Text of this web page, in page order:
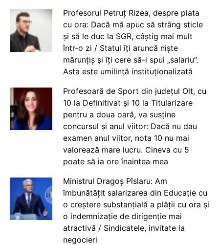
Profesorul Petruț Rizea, despre plata
cu ora: Dacă mă apuc să strâng sticle
și să le duc la SGR, câștig mai mult
într-o zi / Statul îți aruncă niște
mărunțiș și îți cere să-i spui „salariu”.
Asta este umilință instituționalizată
Profesoară de Sport din județul Olt, cu
10 la Definitivat și 10 la Titularizare
pentru a doua oară, va susține
concursul și anul viitor: Dacă nu dau
examen anul viitor, nota 10 nu mai
valorează mare lucru. Cineva cu 5
poate să ia ore înaintea mea
Ministrul Dragoș Pîslaru: Am
îmbunătățit salarizarea din Educație cu
o creștere substanțială a plății cu ora și
o indemnizație de dirigenție mai
atractivă / Sindicatele, invitate la
negocieri